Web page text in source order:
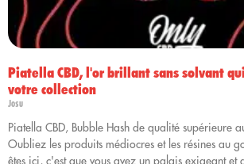
Piatella CBD, l'or brillant sans solvant
votre collection
Josu
Piatella CBD, Bubble Hash de qualité supérieure
Oubliez les produits médiocres et les résines au